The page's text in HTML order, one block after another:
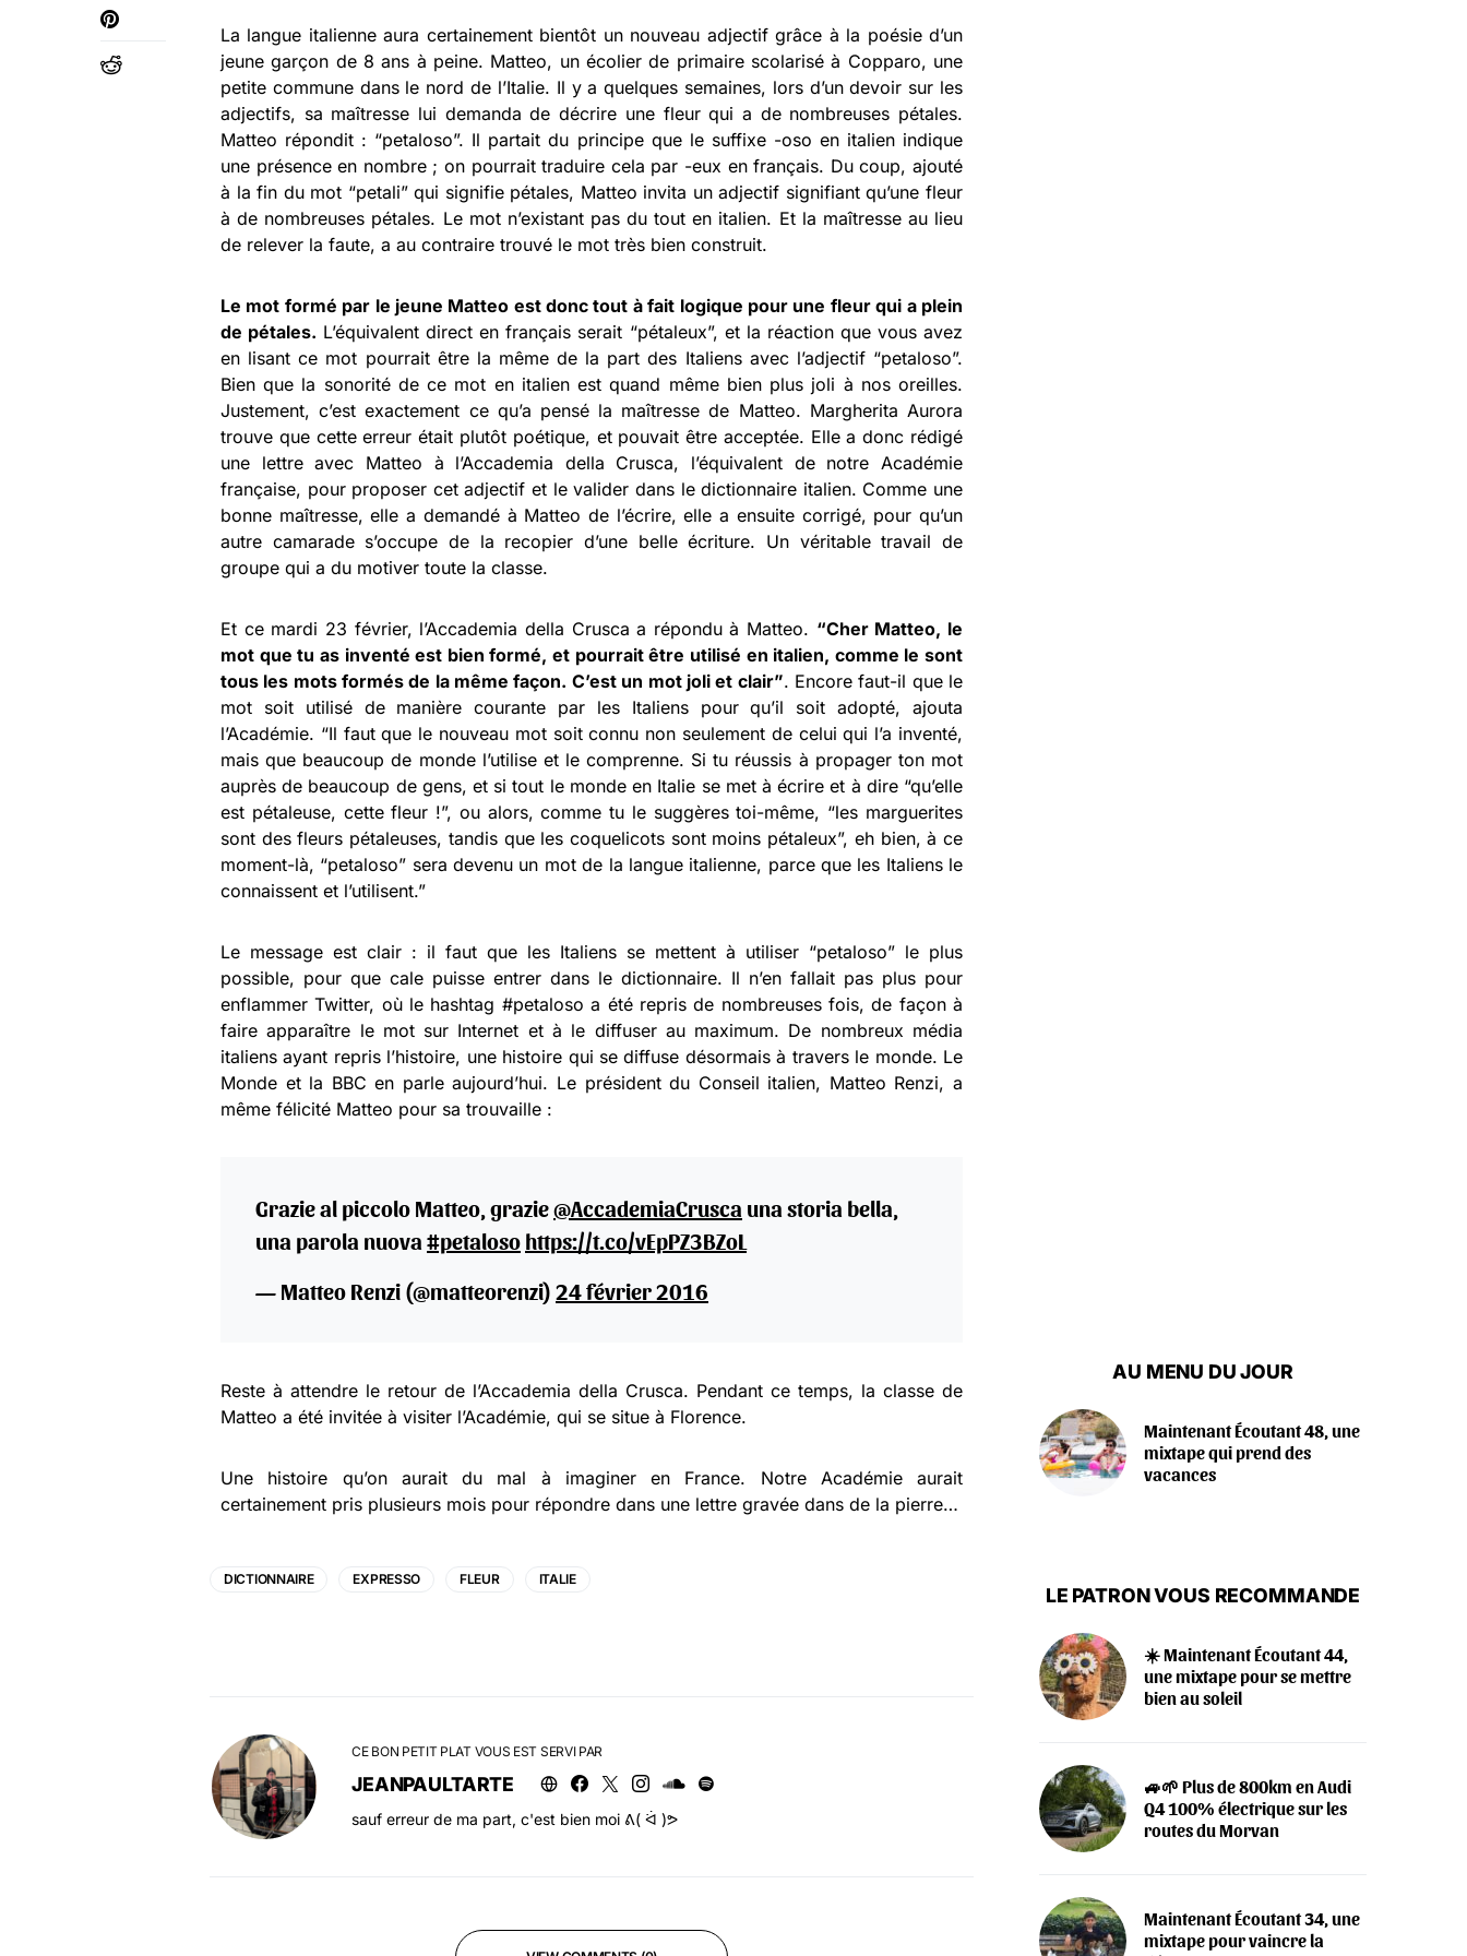
La langue italienne aura certainement bientôt un nouveau adjectif grâce à la poésie d’un
jeune garçon de 8 ans à peine. Matteo, un écolier de primaire scolarisé à Copparo, une
petite commune dans le nord de l’Italie. Il y a quelques semaines, lors d’un devoir sur les
adjectifs, sa maîtresse lui demanda de décrire une fleur qui a de nombreuses pétales.
Matteo répondit : “petaloso”. Il partait du principe que le suffixe -oso en italien indique
une présence en nombre ; on pourrait traduire cela par -eux en français. Du coup, ajouté
à la fin du mot “petali” qui signifie pétales, Matteo invita un adjectif signifiant qu’une fleur
à de nombreuses pétales. Le mot n’existant pas du tout en italien. Et la maîtresse au lieu
de relever la faute, a au contraire trouvé le mot très bien construit.
Le mot formé par le jeune Matteo est donc tout à fait logique pour une fleur qui a plein
de pétales. L’équivalent direct en français serait “pétaleux”, et la réaction que vous avez
en lisant ce mot pourrait être la même de la part des Italiens avec l’adjectif “petaloso”.
Bien que la sonorité de ce mot en italien est quand même bien plus joli à nos oreilles.
Justement, c’est exactement ce qu’a pensé la maîtresse de Matteo. Margherita Aurora
trouve que cette erreur était plutôt poétique, et pouvait être acceptée. Elle a donc rédigé
une lettre avec Matteo à l’Accademia della Crusca, l’équivalent de notre Académie
française, pour proposer cet adjectif et le valider dans le dictionnaire italien. Comme une
bonne maîtresse, elle a demandé à Matteo de l’écrire, elle a ensuite corrigé, pour qu’un
autre camarade s’occupe de la recopier d’une belle écriture. Un véritable travail de
groupe qui a du motiver toute la classe.
Et ce mardi 23 février, l’Accademia della Crusca a répondu à Matteo. “Cher Matteo, le
mot que tu as inventé est bien formé, et pourrait être utilisé en italien, comme le sont
tous les mots formés de la même façon. C’est un mot joli et clair”. Encore faut-il que le
mot soit utilisé de manière courante par les Italiens pour qu’il soit adopté, ajouta
l’Académie. “Il faut que le nouveau mot soit connu non seulement de celui qui l’a inventé,
mais que beaucoup de monde l’utilise et le comprenne. Si tu réussis à propager ton mot
auprès de beaucoup de gens, et si tout le monde en Italie se met à écrire et à dire “qu’elle
est pétaleuse, cette fleur !”, ou alors, comme tu le suggères toi-même, “les marguerites
sont des fleurs pétaleuses, tandis que les coquelicots sont moins pétaleux”, eh bien, à ce
moment-là, “petaloso” sera devenu un mot de la langue italienne, parce que les Italiens le
connaissent et l’utilisent.”
Le message est clair : il faut que les Italiens se mettent à utiliser “petaloso” le plus
possible, pour que cale puisse entrer dans le dictionnaire. Il n’en fallait pas plus pour
enflammer Twitter, où le hashtag #petaloso a été repris de nombreuses fois, de façon à
faire apparaître le mot sur Internet et à le diffuser au maximum. De nombreux média
italiens ayant repris l’histoire, une histoire qui se diffuse désormais à travers le monde. Le
Monde et la BBC en parle aujourd’hui. Le président du Conseil italien, Matteo Renzi, a
même félicité Matteo pour sa trouvaille :
Grazie al piccolo Matteo, grazie@AccademiaCrusca una storia bella,
una parola nuova #petaloso https://t.co/vEpPZ3BZoL
— Matteo Renzi (@matteorenzi) 24 février 2016
Reste à attendre le retour de l’Accademia della Crusca. Pendant ce temps, la classe de
Matteo a été invitée à visiter l’Académie, qui se situe à Florence.
Une histoire qu’on aurait du mal à imaginer en France. Notre Académie aurait
certainement pris plusieurs mois pour répondre dans une lettre gravée dans de la pierre…
DICTIONNAIRE EXPRESSO FLEUR ITALIE
CE BON PETIT PLAT VOUS EST SERVI PAR
JEANPAULTARTE
sauf erreur de ma part, c'est bien moi ᕕ( ᐛ )ᕗ
AU MENU DU JOUR
Maintenant Écoutant 48, une
mixtape qui prend des
vacances
LE PATRON VOUS RECOMMANDE
☀️ Maintenant Écoutant 44,
une mixtape pour se mettre
bien au soleil
🚙🌱 Plus de 800km en Audi
Q4 100% électrique sur les
routes du Morvan
Maintenant Écoutant 34, une
mixtape pour vaincre la